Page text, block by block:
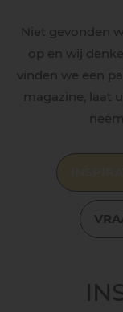
Niet gevonden
op en wij
vinden we een
magazine, laat
neem